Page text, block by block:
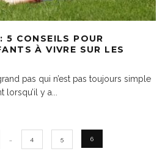
5 CONSEILS POUR
À VIVRE SUR LES
pas qui n’est pas toujours simple
lorsqu’il y a
4 5 6